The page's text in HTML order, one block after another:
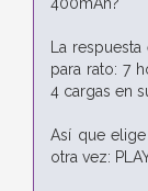
La
para rato: 7
4 cargas en
Así que
otra vez: